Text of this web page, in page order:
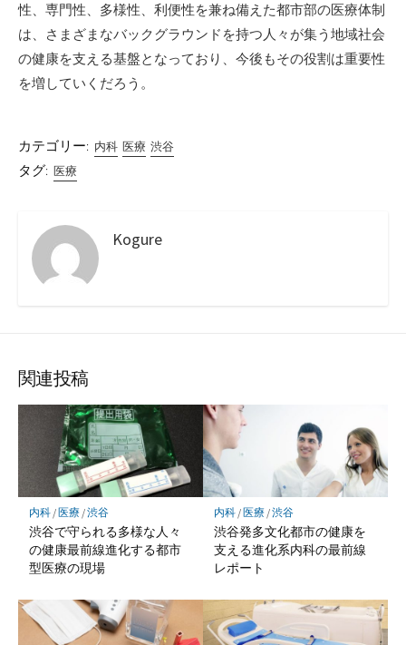
性、専門性、多様性、利便性を兼ね備えた都市部の医療体制
は、さまざまなバックグラウンドを持つ人々が集う地域社会
の健康を支える基盤となっており、今後もその役割は重要性
を増していくだろう。
カテゴリー: 内科 医療 渋谷
タグ: 医療
Kogure
関連投稿
内科/医療/渋谷
渋谷で守られる多様な人々
の健康最前線進化する都市
型医療の現場
内科/医療/渋谷
渋谷発多文化都市の健康を
支える進化系内科の最前線
レポート